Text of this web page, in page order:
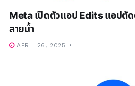
Meta เปิดตัวแอป Edits แอปตัด
ลายน้ำ
APRIL 26, 2025